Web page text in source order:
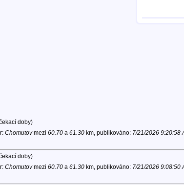
doby)
Chomutovmezi 60.70a 61.30km, publikováno: 7/21/2026 9:20:58
doby)
Chomutovmezi 60.70a 61.30km, publikováno: 7/21/2026 9:08:50